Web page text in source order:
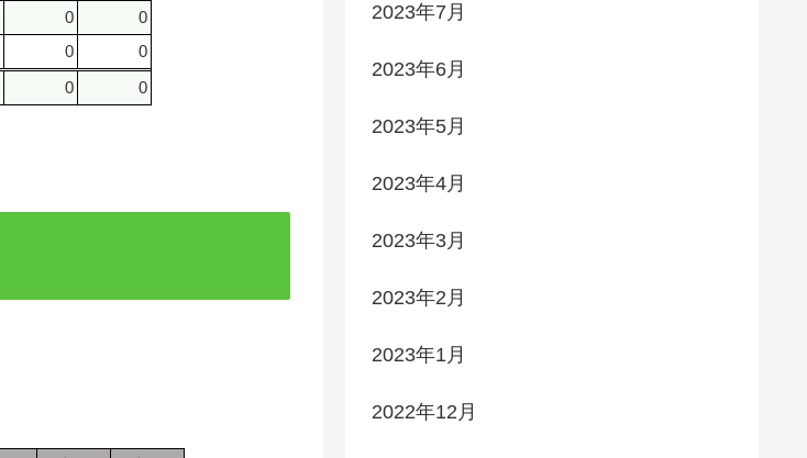
0
0
0 0
0 0
2023年7月
2023年6月
2023年5月
2023年4月
2023年3月
2023年2月
2023年1月
2022年12月